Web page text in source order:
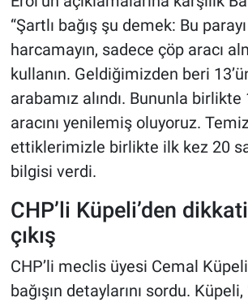
“Şartlı bağış şu demek: Bu
harcamayın, sadece çöp aracı
kullanın. Geldiğimizden beri
arabamız alındı. Bununla birlikte
aracını yenilemiş oluyoruz.
ettiklerimizle birlikte ilk kez 20
bilgisi verdi.
CHP’li Küpeli’den
çıkış
CHP’li meclis üyesi Cemal
bağışın detaylarını sordu. Küpeli,